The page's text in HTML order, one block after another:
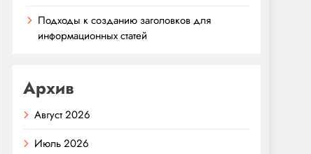
Подходы к созданию заголовков для
информационных статей
Архив
Август 2026
Июль 2026